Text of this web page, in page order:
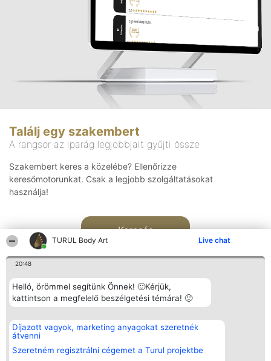
TURUL Body Art Live chat
20:48
Helló, örömmel segítünk Önnek! 🙂Kérjük,
kattintson a megfelelő beszélgetési témára! 🙂
Díjazott vagyok, marketing anyagokat szeretnék
átvenni
Szeretném regisztrálni cégemet a Turul projektbe
Találj egy szakembert
A rangsor az iparág legjobbjait gyűjti össze
Szakembert keres a közelébe? Ellenőrizze
keresőmotorunkat. Csak a legjobb szolgáltatásokat
használja!
Keresés
Rangsorszervező
SC Beautiful Company S.R.L.
Bulevardul Aleea Timișul De
Sus Nr. 2, Bl. A30, Sc. A, Et.
4, Ap. 13
Népszavazás
Nyertesek
listája
Elérhetőség
Elérhetőség